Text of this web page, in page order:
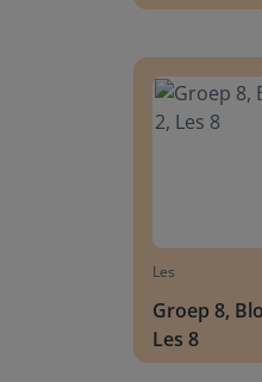
Les
Groep 8,
Les 8